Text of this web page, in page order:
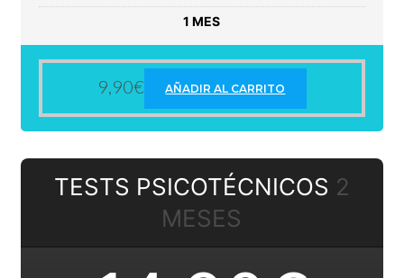
1 MES
9,90€ AÑADIR AL CARRITO
TESTS PSICOTÉCNICOS 2
MESES